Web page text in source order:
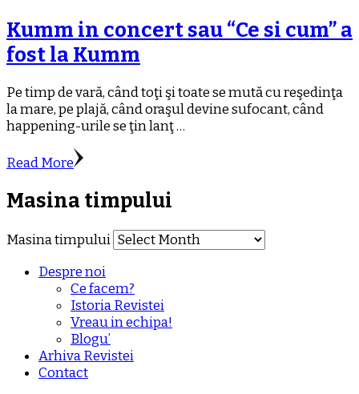
Kumm in concert sau “Ce si cum” a
fost la Kumm
Pe timp de vară, când toţi şi toate se mută cu reşedinţa
la mare, pe plajă, când oraşul devine sufocant, când
happening-urile se ţin lanţ …
Read More
Masina timpului
Masina timpului
Despre noi
Ce facem?
Istoria Revistei
Vreau in echipa!
Blogu’
Arhiva Revistei
Contact